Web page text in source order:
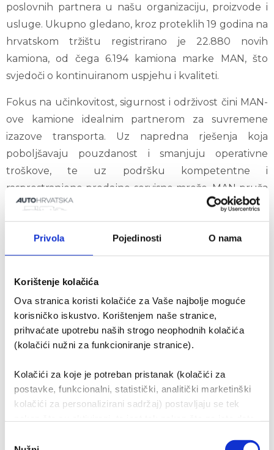
Privola Pojedinosti O nama
Korištenje kolačića
Ova stranica koristi kolačiće za Vaše najbolje moguće
korisničko iskustvo. Korištenjem naše stranice,
prihvaćate upotrebu naših strogo neophodnih kolačića
(kolačići nužni za funkcioniranje stranice).
Kolačići za koje je potreban pristanak (kolačići za
postavke, funkcionalni, statistički, analitički marketinški
kolačići za personalizirani sadržaj) postavljaju se tek
identifikacijske podatke obrađivat će i naši partneri
poslovnih partnera u našu organizaciju, proizvode i
usluge. Ukupno gledano, kroz proteklih 19 godina na
hrvatskom tržištu registrirano je 22.880 novih
kamiona, od čega 6.194 kamiona marke MAN, što
svjedoči o kontinuiranom uspjehu i kvaliteti.
Fokus na učinkovitost, sigurnost i održivost čini MAN-
ove kamione idealnim partnerom za suvremene
izazove transporta. Uz napredna rješenja koja
poboljšavaju pouzdanost i smanjuju operativne
troškove, te uz podršku kompetentne i
rasprostranjene prodajno-servisne mreže, MAN pruža
dodatnu vrijednost svojim korisnicima.
još bolji. Biti na vrhu gotovo dva desetljeća čini nas
izuzetno ponosnima, ali i obavezuje da nastavimo
opravdavati ukazano povjerenje.